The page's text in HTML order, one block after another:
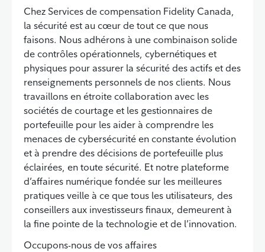
Chez Services de compensation Fidelity Canada,
la sécurité est au cœur de tout ce que nous
faisons. Nous adhérons à une combinaison solide
de contrôles opérationnels, cybernétiques et
physiques pour assurer la sécurité des actifs et des
renseignements personnels de nos clients. Nous
travaillons en étroite collaboration avec les
sociétés de courtage et les gestionnaires de
portefeuille pour les aider à comprendre les
menaces de cybersécurité en constante évolution
et à prendre des décisions de portefeuille plus
éclairées, en toute sécurité. Et notre plateforme
d’affaires numérique fondée sur les meilleures
pratiques veille à ce que tous les utilisateurs, des
conseillers aux investisseurs finaux, demeurent à
la fine pointe de la technologie et de l’innovation.
Occupons-nous de vos affaires